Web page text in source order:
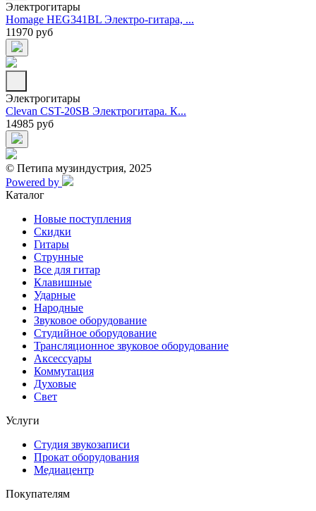
Электрогитары
Homage HEG341BL Электро-гитара, ...
11970 руб
Электрогитары
Clevan CST-20SB Электрогитара. К...
14985 руб
© Петипа музиндустрия, 2025
Powered by
Каталог
Новые поступления
Скидки
Гитары
Струнные
Все для гитар
Клавишные
Ударные
Народные
Звуковое оборудование
Студийное оборудование
Трансляционное звуковое оборудование
Аксессуары
Коммутация
Духовые
Свет
Услуги
Студия звукозаписи
Прокат оборудования
Медиацентр
Покупателям